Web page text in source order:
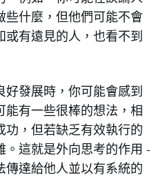
些什麼，但他們可能不會
有遠見的人，也看不到
好發展時，你可能會感到
有一些很棒的想法，相
，但若缺乏有效執行的
。這就是外向思考的作用 -
傳達給他人並以有系統的